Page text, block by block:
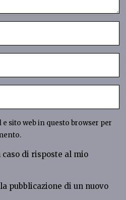
sito web in questo browser per
di risposte al mio
pubblicazione di un nuovo